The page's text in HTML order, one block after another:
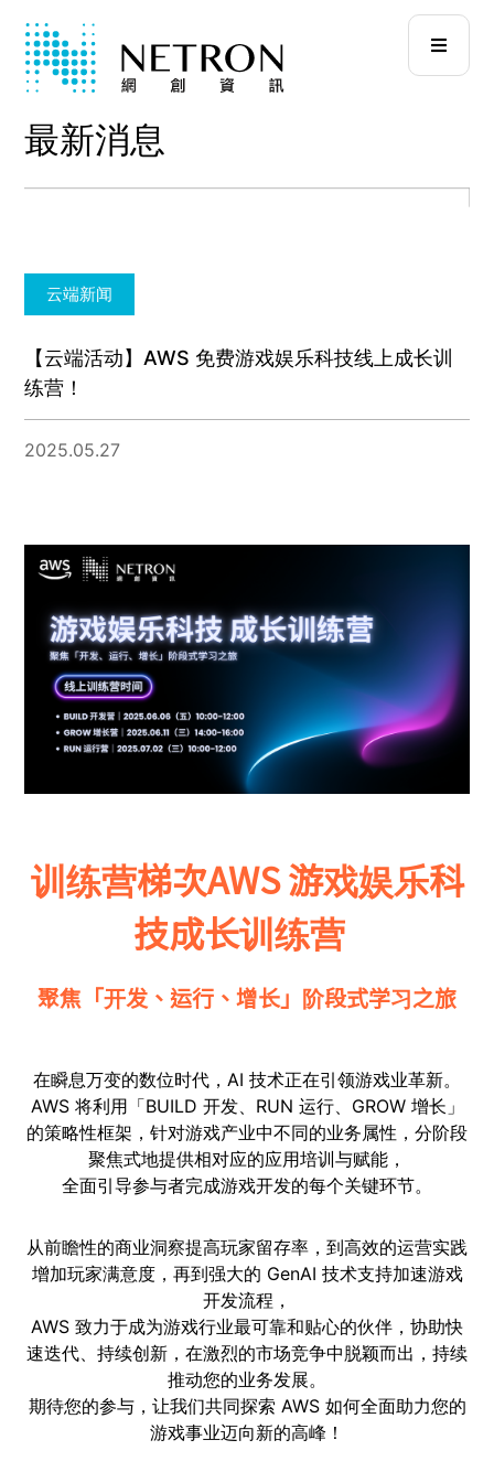
最新消息
云端新闻
【云端活动】AWS 免费游戏娱乐科技线上成长训
练营！
2025.05.27
训练营梯次AWS 游戏娱乐科
技成长训练营
聚焦「开发、运行、增长」阶段式学习之旅
在瞬息万变的数位时代，AI 技术正在引领游戏业革新。
AWS 将利用「BUILD 开发、RUN 运行、GROW 增长」
的策略性框架，针对游戏产业中不同的业务属性，分阶段
聚焦式地提供相对应的应用培训与赋能，
全面引导参与者完成游戏开发的每个关键环节。
从前瞻性的商业洞察提高玩家留存率，到高效的运营实践
增加玩家满意度，再到强大的 GenAI 技术支持加速游戏
开发流程，
AWS 致力于成为游戏行业最可靠和贴心的伙伴，协助快
速迭代、持续创新，在激烈的市场竞争中脱颖而出，持续
推动您的业务发展。
期待您的参与，让我们共同探索 AWS 如何全面助力您的
游戏事业迈向新的高峰！